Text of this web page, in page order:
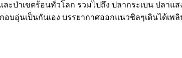
ป่าเขตร้อนทั่วโลก รวมไปถึง ปลากระเบน ปลาแ
อุ่นเป็นกันเอง บรรยากาศออกแนวชิลๆเดินได้เพลิ